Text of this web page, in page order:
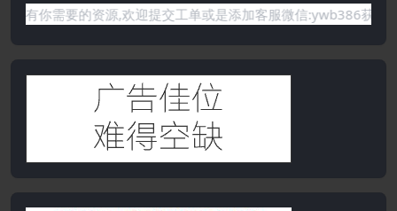
要的资源,欢迎提交工单或是添加客服微信:ywb386获取帮助！